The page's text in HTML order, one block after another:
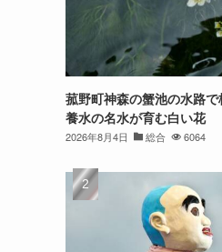
菰野町神森の蟹池の水路
養水の名水が育む白い花
2026年8月4日 総合 6064